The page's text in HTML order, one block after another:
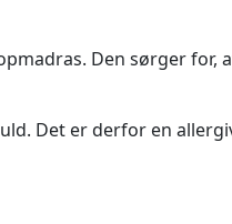
Den sørger
Det er derfor en